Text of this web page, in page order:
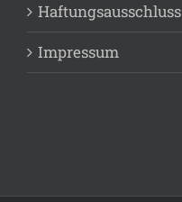
Haftungsausschluss
Impressum